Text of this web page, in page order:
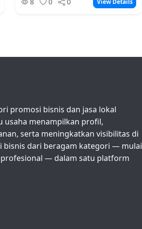
promosi bisnis dan jasa lokal
usaha menampilkan profil,
serta meningkatkan visibilitas di
bisnis dari beragam kategori — mulai
— dalam satu platform